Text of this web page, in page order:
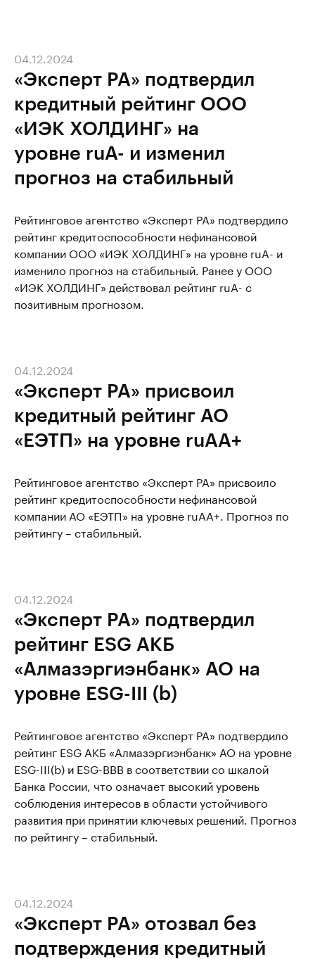
«Эксперт РА» подтвердил
кредитный рейтинг ООО
«ИЭК ХОЛДИНГ» на
уровне ruА- и изменил
прогноз на стабильный
04.12.2024
Рейтинговое агентство «Эксперт РА» подтвердило
рейтинг кредитоспособности нефинансовой
компании ООО «ИЭК ХОЛДИНГ» на уровне ruА- и
изменило прогноз на стабильный. Ранее у ООО
«ИЭК ХОЛДИНГ» действовал рейтинг ruА- с
позитивным прогнозом.
«Эксперт РА» присвоил
кредитный рейтинг АО
«ЕЭТП» на уровне ruАА+
04.12.2024
Рейтинговое агентство «Эксперт РА» присвоило
рейтинг кредитоспособности нефинансовой
компании АО «ЕЭТП» на уровне ruАА+. Прогноз по
рейтингу – стабильный.
«Эксперт РА» подтвердил
рейтинг ESG АКБ
«Алмазэргиэнбанк» АО на
уровне ESG-III (b)
04.12.2024
Рейтинговое агентство «Эксперт РА» подтвердило
рейтинг ESG АКБ «Алмазэргиэнбанк» АО на уровне
ESG-III(b) и ESG-ВВВ в соответствии со шкалой
Банка России, что означает высокий уровень
соблюдения интересов в области устойчивого
развития при принятии ключевых решений. Прогноз
по рейтингу – стабильный.
«Эксперт РА» отозвал без
подтверждения кредитный
04.12.2024